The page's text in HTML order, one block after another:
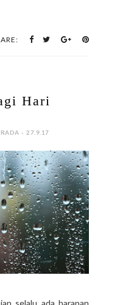
Hari
- 27.9.17
selalu ada harapan